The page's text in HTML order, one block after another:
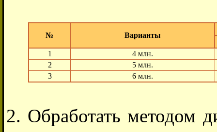
№ Варианты
1
4 млн.
2
5 млн.
3
6 млн.
2. Обработать методом